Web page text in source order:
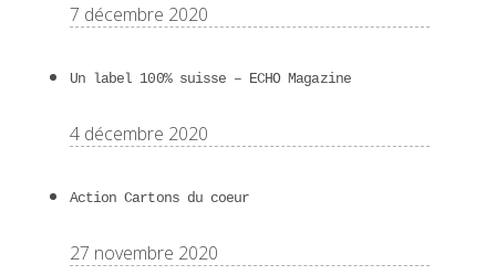
7 décembre 2020
Un label 100% suisse – ECHO Magazine
4 décembre 2020
Action Cartons du coeur
27 novembre 2020